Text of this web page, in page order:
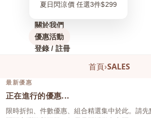
夏日閃涼價 任選3件$299
關於我們
優惠活動
登錄 / 註冊
首頁›SALES
最新優惠
正在進行的優惠...
限時折扣、件數優惠、組合精選集中於此。請